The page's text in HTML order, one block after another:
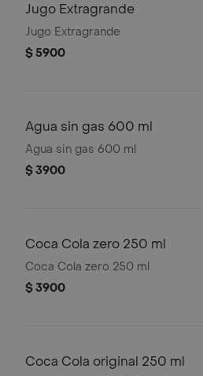
Jugo Extragrande
Jugo Extragrande
$ 5900
Agua sin gas 600 ml
Agua sin gas 600 ml
$ 3900
Coca Cola zero 250 ml
Coca Cola zero 250 ml
$ 3900
Coca Cola original 250 ml